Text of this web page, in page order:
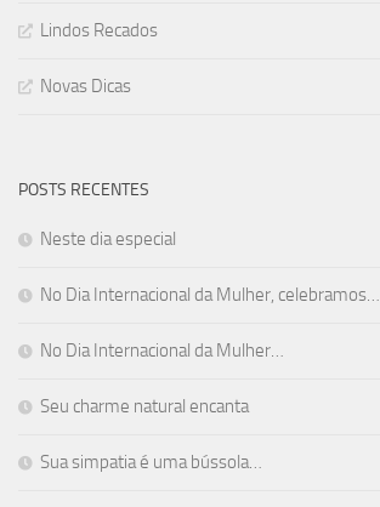
Lindos Recados
Novas Dicas
POSTS RECENTES
Neste dia especial
No Dia Internacional da Mulher, celebramos…
No Dia Internacional da Mulher…
Seu charme natural encanta
Sua simpatia é uma bússola…